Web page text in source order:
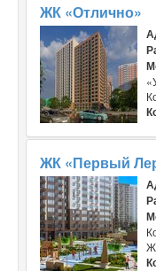
ЖК «Отлично»
ЖК «Первый